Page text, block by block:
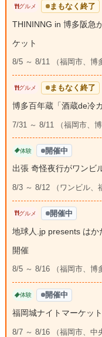
グルメ まもなく終了
THININNG in 博多阪急
ケット
8/5 ～ 8/11 （福岡市、博
グルメ まもなく終了
博多百年蔵「酒蔵de冷
7/31 ～ 8/11 （福岡市、博
体験 開催中
出張 奇怪夜行がワンビ
8/3 ～ 8/12 （ワンビル、
グルメ 開催中
地球人.jp presents は
開催
8/5 ～ 8/16 （福岡市、博
体験 開催中
福岡城ナイトマーケッ
8/7 ～ 8/16 （福岡市、中